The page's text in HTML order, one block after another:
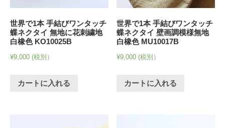
世界で1本 手結びワンタッチ
蝶ネクタイ 無地に花刺繍地
白橡色 KO10025B
¥9,000 (税別）
カートに入れる
世界で1本 手結びワンタッチ
蝶ネクタイ 壁画調模様無地
白橡色 MU10017B
¥9,000 (税別）
カートに入れる